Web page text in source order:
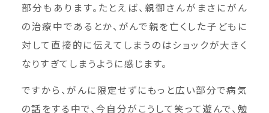
部分もあります。たとえば、親御さんがまさにがん
の治療中であるとか、がんで親を亡くした子どもに
対して直接的に伝えてしまうのはショックが大きく
なりすぎてしまうように感じます。
ですから、がんに限定せずにもっと広い部分で病気
の話をする中で、今自分がこうして笑って遊んで、勉